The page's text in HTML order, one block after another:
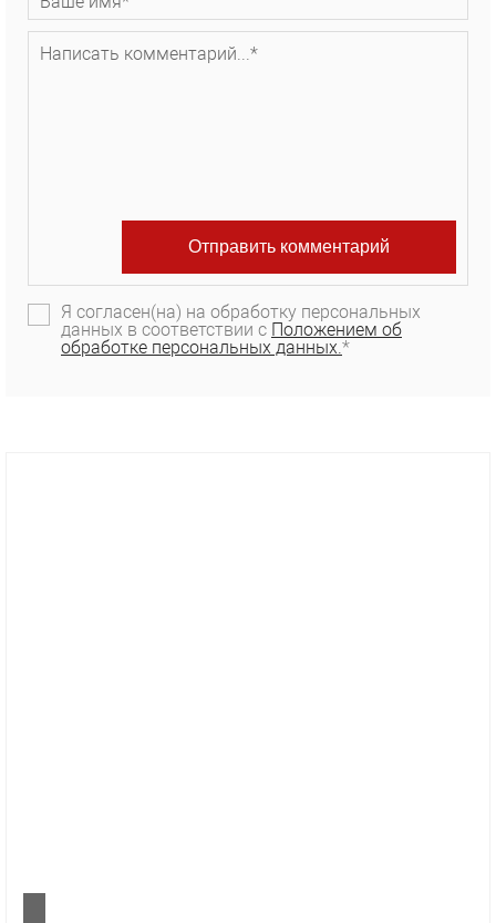
Я согласен(на) на обработку персональных
данных в соответствии с Положением об
обработке персональных данных.*